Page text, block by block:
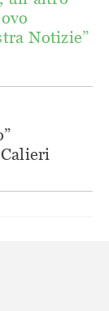
Notizie”